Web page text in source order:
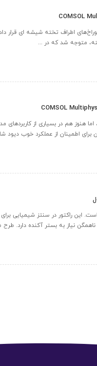
در سوراخ‌های اطراف تخته شیشه‌ ای قرار
متوجه شد که در ...
هنوز هم در بسیاری از کاربردهای
برای اطمینان از عملکرد خوب دیود
است. این راکتور در سنتز شیمیایی
ناهمگن نیاز به بستر آکنده دارد.